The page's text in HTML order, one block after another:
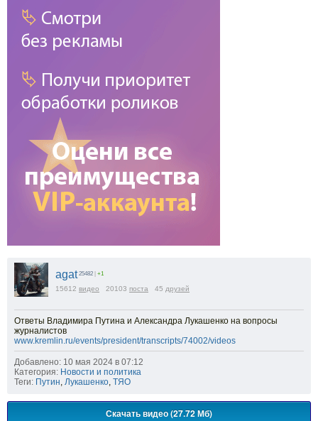
agat 25482 +1
15612 видео 20103 поста 45 друзей
Ответы Владимира Путина и Александра Лукашенко на вопросы
журналистов
www.kremlin.ru/events/president/transcripts/74002/videos
Добавлено: 10 мая 2024 в 07:12
Категория: Новости и политика
Теги: Путин, Лукашенко, ТЯО
Скачать видео (27.72 Мб)